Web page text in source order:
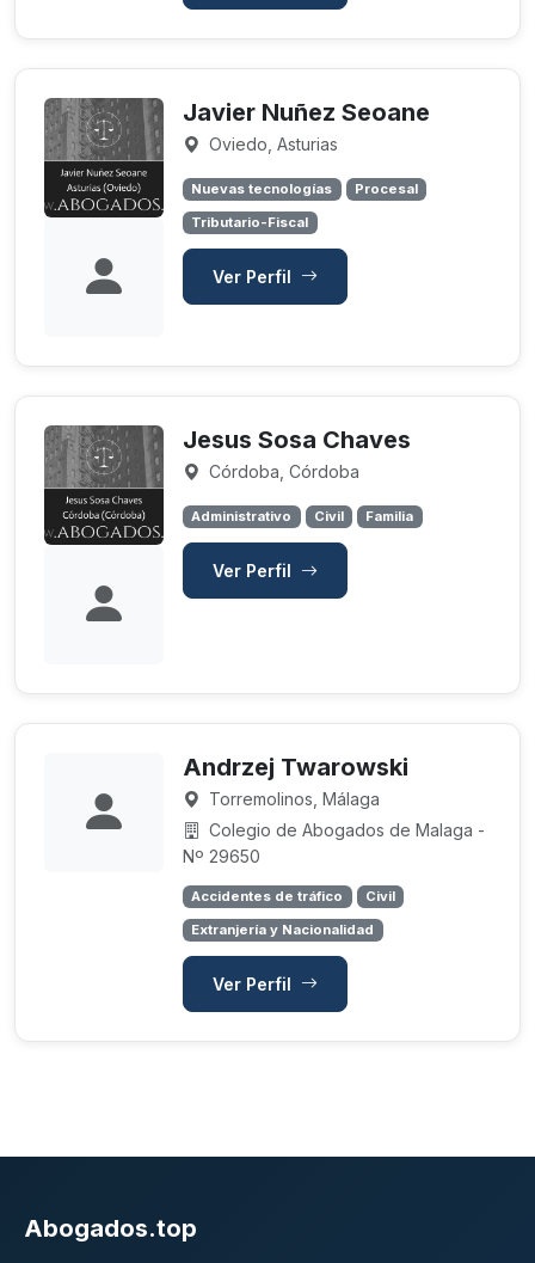
Javier Nuñez Seoane
Oviedo, Asturias
Nuevas tecnologías
Procesal
Tributario-Fiscal
Ver Perfil
Jesus Sosa Chaves
Córdoba, Córdoba
Administrativo Civil Familia
Ver Perfil
Andrzej Twarowski
Torremolinos, Málaga
Colegio de Abogados de Malaga -
Nº 29650
Accidentes de tráfico
Civil
Extranjería y Nacionalidad
Ver Perfil
Abogados.top